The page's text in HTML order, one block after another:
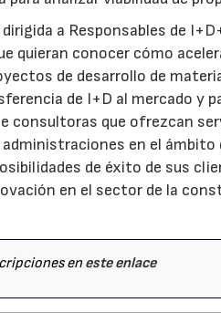
a Responsables de
quieran conocer cómo
de desarrollo de
de I+D al mercado y
consultoras que ofrezcan
en el ámbito
de éxito de sus
en el sector de la
eneste enlace